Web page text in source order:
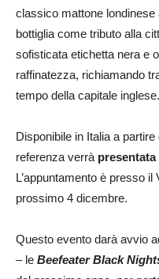
classico mattone
bottiglia come tributo alla
sofisticata etichetta nera e
raffinatezza, richiamando
tempo della capitale inglese.
Disponibile in Italia a
referenza verrà
L’appuntamento è presso il
prossimo 4 dicembre.
Questo evento darà avvio
– le Beefeater Black